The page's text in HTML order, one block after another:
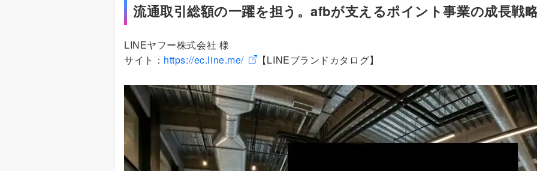
流通取引総額の一躍を担う。afbが支えるポイント事業の成長戦
LINEヤフー株式会社 様
サイト： https://ec.line.me/ 【LINEブランドカタログ】